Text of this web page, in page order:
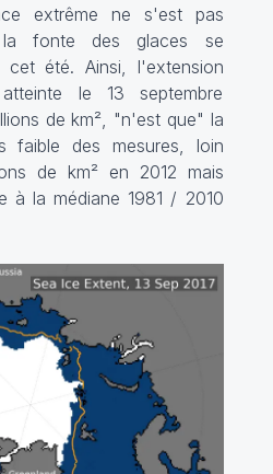
extrême ne s'est pas
la fonte des glaces se
cet été. Ainsi, l'extension
le 13 septembre
de km², "n'est que" la
faible des mesures, loin
de km² en 2012 mais
à la médiane 1981 / 2010